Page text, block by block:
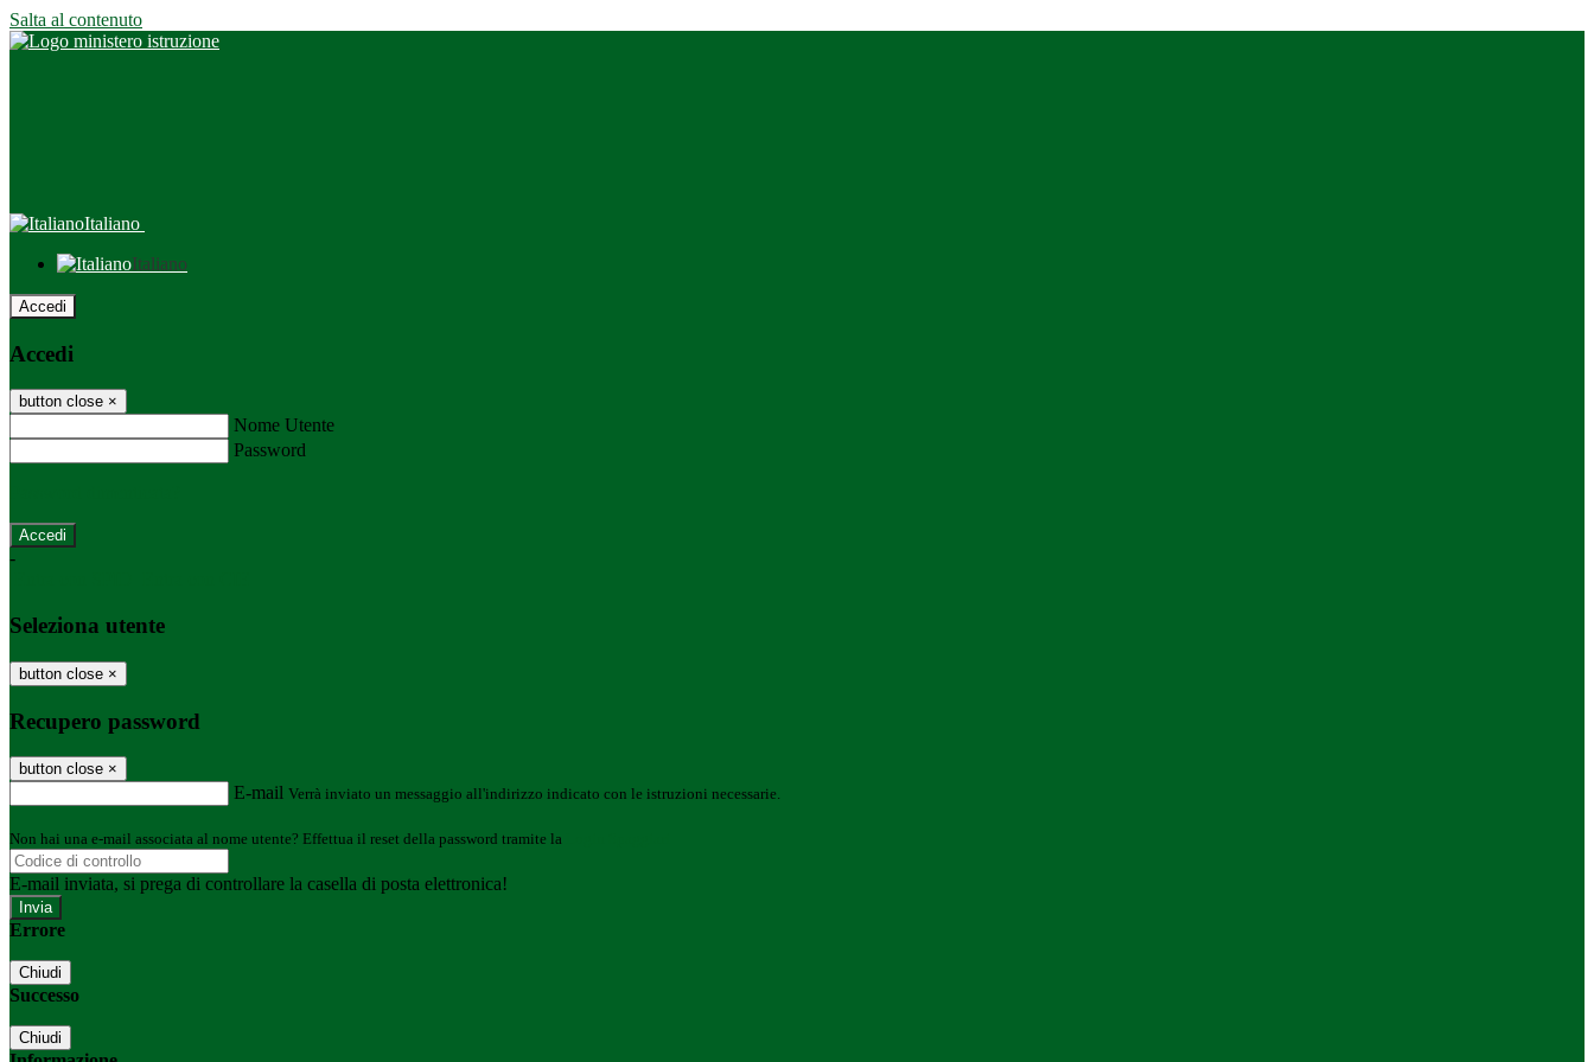
Salta al contenuto
Italiano
Italiano
Accedi
Accedi
button close ×
Nome Utente
Password
-
Seleziona utente
button close ×
Recupero password
button close ×
E-mail Verrà inviato un messaggio all'indirizzo indicato con le istruzioni necessarie.
Non hai una e-mail associata al nome utente? Effettua il reset della password tramite la
E-mail inviata, si prega di controllare la casella di posta elettronica!
Errore
Chiudi
Successo
Chiudi